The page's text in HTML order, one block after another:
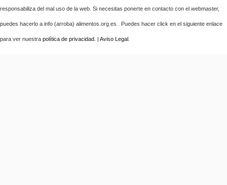
responsabiliza del mal uso de la web. Si necesitas ponerte en contacto con el webmaster,
puedes hacerlo a info (arroba) alimentos.org.es . Puedes hacer click en el siguiente enlace
para ver nuestra política de privacidad . | Aviso Legal